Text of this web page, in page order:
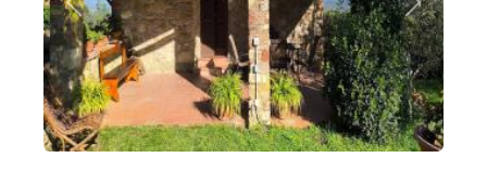
Zurück Weiter